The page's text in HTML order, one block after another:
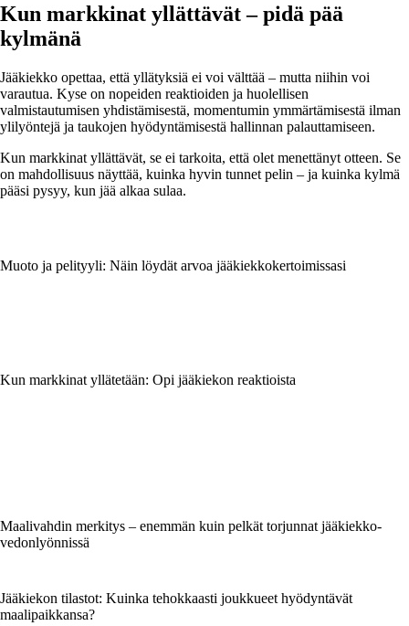
Kun markkinat yllättävät – pidä pää
kylmänä
Jääkiekko opettaa, että yllätyksiä ei voi välttää – mutta niihin voi
varautua. Kyse on nopeiden reaktioiden ja huolellisen
valmistautumisen yhdistämisestä, momentumin ymmärtämisestä ilman
ylilyöntejä ja taukojen hyödyntämisestä hallinnan palauttamiseen.
Kun markkinat yllättävät, se ei tarkoita, että olet menettänyt otteen. Se
on mahdollisuus näyttää, kuinka hyvin tunnet pelin – ja kuinka kylmä
pääsi pysyy, kun jää alkaa sulaa.
Muoto ja pelityyli: Näin löydät arvoa jääkiekkokertoimissasi
Kun markkinat yllätetään: Opi jääkiekon reaktioista
Maalivahdin merkitys – enemmän kuin pelkät torjunnat jääkiekko­
vedonlyönnissä
Jääkiekon tilastot: Kuinka tehokkaasti joukkueet hyödyntävät
maalipaikkansa?